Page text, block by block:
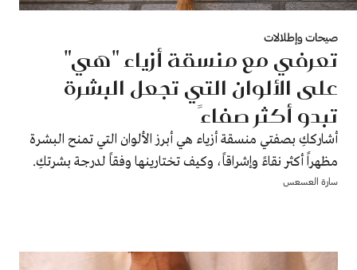
صيحات وإطلالات
تعرفي مع منسقة أزياء "هي"
على الألوان التي تجعل البشرة
تبدو أكثر صفاءً
أشارككِ بصفتي منسقة أزياء هي أبرز الألوان التي تمنح البشرة
مظهراً أكثر نقاءً وإشراقاً، وكيف تختارينها وفقاً لدرجة ‏بشرتكِ.‏
سارة العسعس